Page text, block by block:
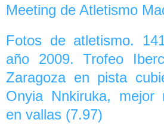
Meeting de Atletismo
Fotos de atletismo.
año 2009. Trofeo
Zaragoza en pista
Onyia Nnkiruka, mejor
en vallas (7.97)